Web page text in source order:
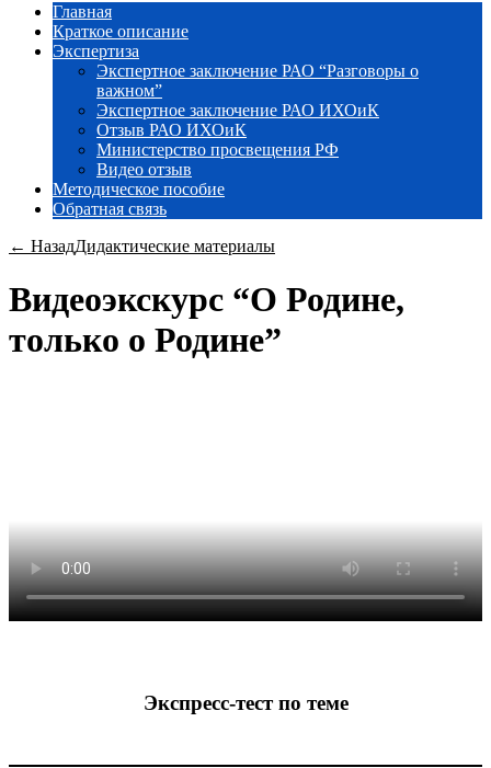
Главная
Краткое описание
Экспертиза
Экспертное заключение РАО “Разговоры о
важном”
Экспертное заключение РАО ИХОиК
Отзыв РАО ИХОиК
Министерство просвещения РФ
Видео отзыв
Методическое пособие
Обратная связь
← НазадДидактические материалы
Видеоэкскурс “О Родине,
только о Родине”
Экспресс-тест по теме